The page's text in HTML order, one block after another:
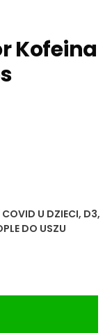
Kofeina
COVID U DZIECI, D3,
DO USZU